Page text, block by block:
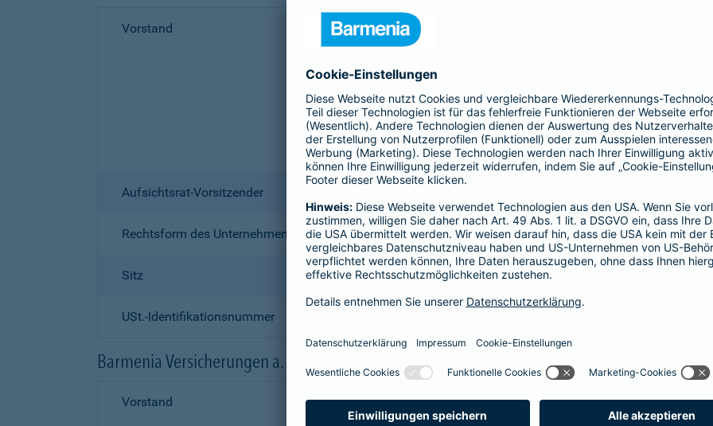
Vorstand
Dr. Andreas Eurich
Frank Lamsfuß
Oliver Schoeller
Alina vom Bruck
Aufsichtsrat-Vorsitzender
Rechtsform des Unternehmens Aktiengesellschaft
Sitz
USt.-Identifikationsnummer
Barmenia Versicherungen a. G.
Vorstand
Dr. Andreas Eurich, Oliver
Thomas Bischof